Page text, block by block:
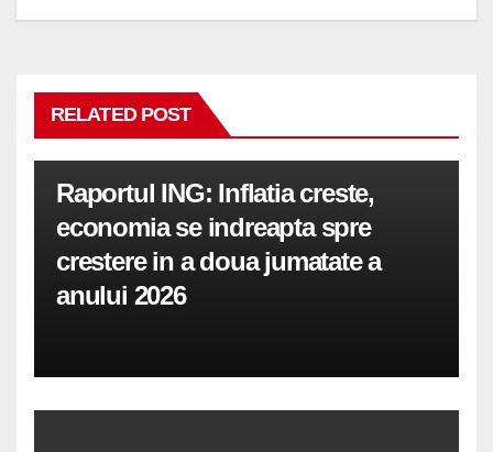
RELATED POST
Raportul ING: Inflatia creste,
economia se indreapta spre
crestere in a doua jumatate a
anului 2026